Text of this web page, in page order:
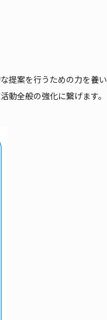
提案を行うための力を養い
動全般の強化に繋げます。